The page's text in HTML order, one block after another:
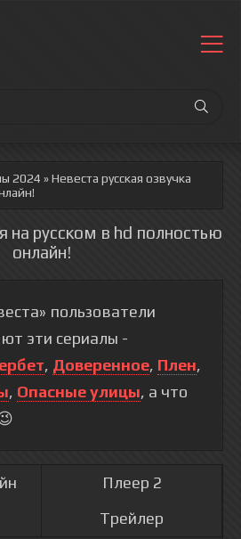
2024 » Невеста русская озвучка
на русском в hd полностью
онлайн!
пользователи
эти сериалы -
, Доверенное, Плен,
, Опасные улицы, а что
Плеер 2
Трейлер